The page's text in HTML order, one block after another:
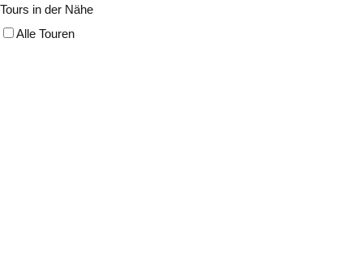
Tours in der Nähe
Alle Touren